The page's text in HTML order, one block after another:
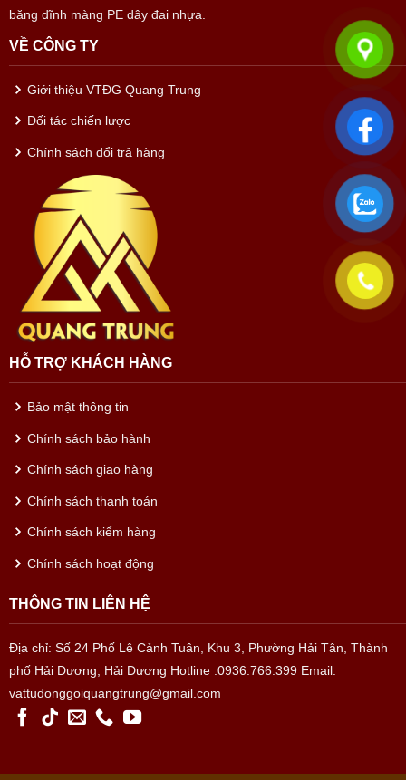
băng dĩnh màng PE dây đai nhựa.
VỀ CÔNG TY
Giới thiệu VTĐG Quang Trung
Đối tác chiến lược
Chính sách đổi trả hàng
HỖ TRỢ KHÁCH HÀNG
Bảo mật thông tin
Chính sách bảo hành
Chính sách giao hàng
Chính sách thanh toán
Chính sách kiểm hàng
Chính sách hoạt động
THÔNG TIN LIÊN HỆ
Địa chỉ: Số 24 Phố Lê Cảnh Tuân, Khu 3, Phường Hải Tân, Thành
phố Hải Dương, Hải Dương Hotline :0936.766.399 Email:
vattudonggoiquangtrung@gmail.com